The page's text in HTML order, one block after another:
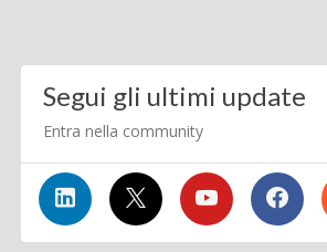
Segui gli ultimi update
Entra nella community